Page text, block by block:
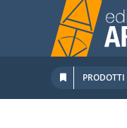
contenuto
PRODOTTI